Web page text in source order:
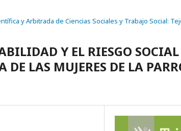
y Arbitrada de Ciencias Sociales y Trabajo Social:
Y EL RIESGO
LAS MUJERES DE LA